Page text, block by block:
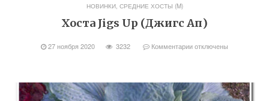
НОВИНКИ, СРЕДНИЕ ХОСТЫ (M)
Хоста Jigs Up (Джигс Ап)
27 ноября 2020 3232 Комментарииотключены